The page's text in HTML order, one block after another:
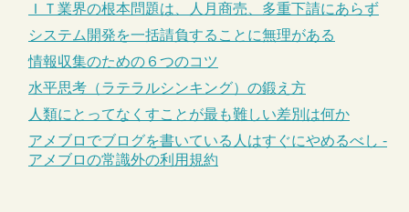
ＩＴ業界の根本問題は、人月商売、多重下請にあらず
システム開発を一括請負することに無理がある
情報収集のための６つのコツ
水平思考（ラテラルシンキング）の鍛え方
人類にとってなくすことが最も難しい差別は何か
アメブロでブログを書いている人はすぐにやめるべし -
アメブロの常識外の利用規約